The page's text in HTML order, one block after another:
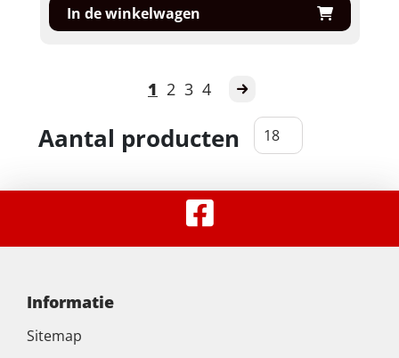
In de winkelwagen
1 2 3 4
Aantal producten
Informatie
Sitemap